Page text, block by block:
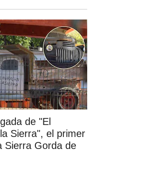
de "El
Sierra", el primer
Sierra Gorda de